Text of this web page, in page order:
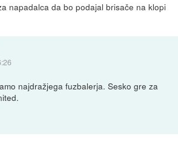
napadalca da bo podajal brisače na klopi
najdražjega fuzbalerja. Sesko gre za